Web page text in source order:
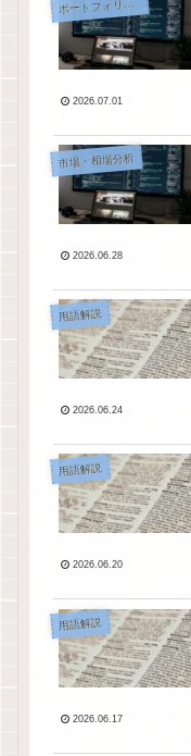
ポ ートフォリオ・運用実績
2026.07.01
市場・相場分析
2026.06.28
用語解説
2026.06.24
用語解説
2026.06.20
用語解説
2026.06.17